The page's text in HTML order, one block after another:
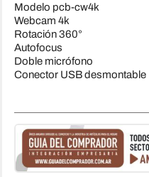
Modelo pcb-cw4k
Webcam 4k
Rotación 360°
Autofocus
Doble micrófono
Conector USB desmontable